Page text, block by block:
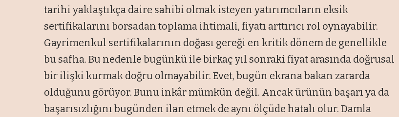
tarihi yaklaştıkça daire sahibi olmak isteyen yatırımcıların eksik
sertifikalarını borsadan toplama ihtimali, fiyatı arttırıcı rol oynayabilir.
Gayrimenkul sertifikalarının doğası gereği en kritik dönem de genellikle
bu safha. Bu nedenle bugünkü ile birkaç yıl sonraki fiyat arasında doğrusal
bir ilişki kurmak doğru olmayabilir. Evet, bugün ekrana bakan zararda
olduğunu görüyor. Bunu inkâr mümkün değil. Ancak ürünün başarı ya da
başarısızlığını bugünden ilan etmek de aynı ölçüde hatalı olur. Damla